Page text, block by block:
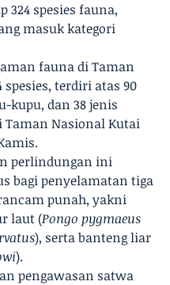
324 spesies fauna,
masuk kategori
fauna di Taman
terdiri atas 90
kupu, dan 38 jenis
Taman Nasional Kutai
perlindungan ini
bagi penyelamatan tiga
punah, yakni
laut (Pongo pygmaeus
), serta banteng liar
).
pengawasan satwa